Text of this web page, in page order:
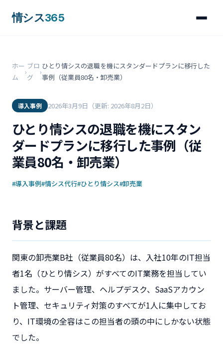
情シス365
ホー
ム
›
ブロ
グ
›
ひとり情シスの退職を機にスタンダードプランに移行した
事例（従業員80名・卸売業）
導入事例 2026年3月9日 （更新: 2026年8月2日）
ひとり情シスの退職を機にスタン
ダードプランに移行した事例（従
業員80名・卸売業）
#導入事例#情シス代行#ひとり情シス#卸売業
背景と課題
関東の卸売業B社（従業員80名）は、入社10年のIT担当
者1名（ひとり情シス）がすべてのIT業務を担当してい
ました。サーバー管理、ヘルプデスク、SaaSアカウン
ト管理、セキュリティ対策のすべてが1人に集中してお
り、IT環境の全容はこの担当者の頭の中にしかない状態
でした。